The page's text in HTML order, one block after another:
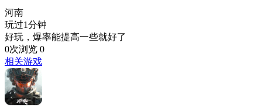
河南
玩过1分钟
好玩，爆率能提高一些就好了
0次浏览 0
相关游戏